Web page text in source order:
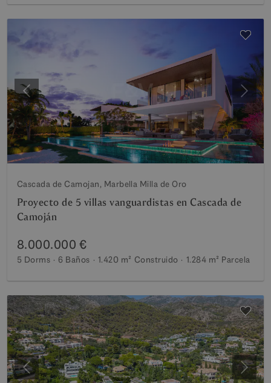
Anterior
Cascada de Camojan, Marbella Milla de Oro
Proyecto de 5 villas vanguardistas en Cascada de
Camoján
8.000.000 €
5 Dorms 6 Baños 1.420 m² Construido 1.284 m² Parcela
Anterior